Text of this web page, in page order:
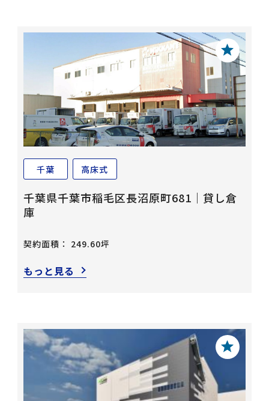
千葉 高床式
千葉県千葉市稲毛区長沼原町681｜貸し倉
庫
契約面積： 249.60坪
もっと見る